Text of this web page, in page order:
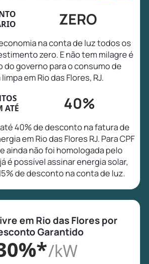
ZERO
na conta de luz todos os
zero. E não tem milagre é
do governo para o consumo de
em Rio das Flores, RJ.
ATÉ
40%
40% de desconto na fatura de
em Rio das Flores RJ. Para CPF
ainda não foi homologada pelo
é possível assinar energia solar,
de desconto na conta de luz.
em Rio das Flores por
Garantido
/kW